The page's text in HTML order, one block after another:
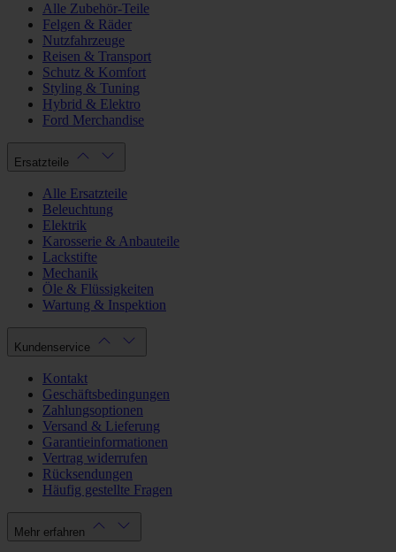
Alle Zubehör-Teile
Felgen & Räder
Nutzfahrzeuge
Reisen & Transport
Schutz & Komfort
Styling & Tuning
Hybrid & Elektro
Ford Merchandise
Ersatzteile
Alle Ersatzteile
Beleuchtung
Elektrik
Karosserie & Anbauteile
Lackstifte
Mechanik
Öle & Flüssigkeiten
Wartung & Inspektion
Kundenservice
Kontakt
Geschäftsbedingungen
Zahlungsoptionen
Versand & Lieferung
Garantieinformationen
Vertrag widerrufen
Rücksendungen
Häufig gestellte Fragen
Mehr erfahren